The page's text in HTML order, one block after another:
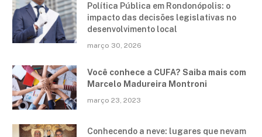
Política Pública em Rondonópolis: o
impacto das decisões legislativas no
desenvolvimento local
março 30, 2026
Você conhece a CUFA? Saiba mais com
Marcelo Madureira Montroni
março 23, 2023
Conhecendo a neve: lugares que nevam